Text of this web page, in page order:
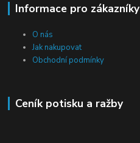
Informace pro zákazníky
O nás
Jak nakupovat
Obchodní podmínky
Ceník potisku a ražby